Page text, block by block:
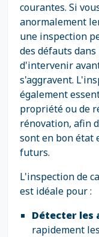
courantes. Si
anormalement
une inspection
des défauts
d'intervenir
s'aggravent.
également
propriété ou de
rénovation, afin
sont en bon état
futurs.
L'inspection de
est idéale pour :
Détecter les
rapidement